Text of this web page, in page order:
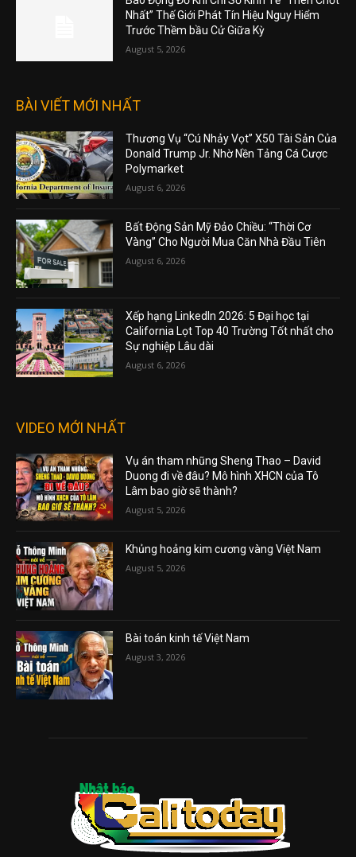
Nhất” Thế Giới Phát Tín Hiệu Nguy Hiểm
Trước Thềm bầu Cử Giữa Kỳ
August 5, 2026
BÀI VIẾT MỚI NHẤT
Thương Vụ “Cú Nhảy Vọt” X50 Tài Sản Của
Donald Trump Jr. Nhờ Nền Tảng Cá Cược
Polymarket
August 6, 2026
Bất Động Sản Mỹ Đảo Chiều: “Thời Cơ
Vàng” Cho Người Mua Căn Nhà Đầu Tiên
August 6, 2026
Xếp hạng LinkedIn 2026: 5 Đại học tại
California Lọt Top 40 Trường Tốt nhất cho
Sự nghiệp Lâu dài
August 6, 2026
VIDEO MỚI NHẤT
Vụ án tham nhũng Sheng Thao – David
Duong đi về đâu? Mô hình XHCN của Tô
Lâm bao giờ sẽ thành?
August 5, 2026
Khủng hoảng kim cương vàng Việt Nam
August 5, 2026
Bài toán kinh tế Việt Nam
August 3, 2026